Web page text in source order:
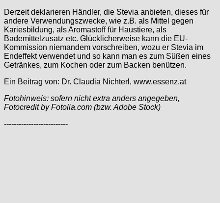
Derzeit deklarieren Händler, die Stevia anbieten, dieses für
andere Verwendungszwecke, wie z.B. als Mittel gegen
Kariesbildung, als Aromastoff für Haustiere, als
Bademittelzusatz etc. Glücklicherweise kann die EU-
Kommission niemandem vorschreiben, wozu er Stevia im
Endeffekt verwendet und so kann man es zum Süßen eines
Getränkes, zum Kochen oder zum Backen benützen.
Ein Beitrag von: Dr. Claudia Nichterl, www.essenz.at
Fotohinweis: sofern nicht extra anders angegeben,
Fotocredit by Fotolia.com (bzw. Adobe Stock)
--------------------------